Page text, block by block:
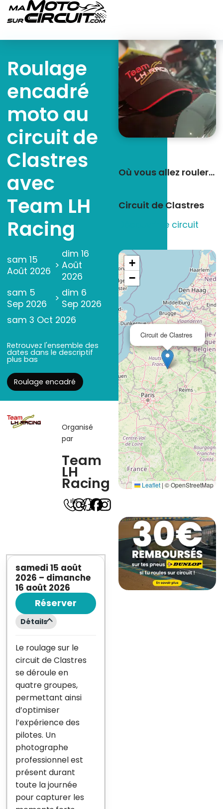
Roulage
encadré
moto au
circuit de
Clastres
avec
Team LH
Racing
sam 15
Août 2026 >
dim 16
Août
2026
sam 5
Sep 2026
> dim 6
Sep 2026
sam 3 Oct 2026
Retrouvez l'ensemble des
dates dans le descriptif
plus bas
Roulage encadré
Organisé
par
Team
LH
Racing
samedi 15 août
2026 – dimanche
16 août 2026
Réserver
Détails
Le roulage sur le
circuit de Clastres
se déroule en
quatre groupes,
permettant ainsi
d’optimiser
l’expérience des
pilotes. Un
photographe
professionnel est
présent durant
toute la journée
pour capturer les
Où vous allez rouler…
Circuit de Clastres
Découvrir le circuit
Circuit de Clastres
+
−
Leaflet | © OpenStreetMap